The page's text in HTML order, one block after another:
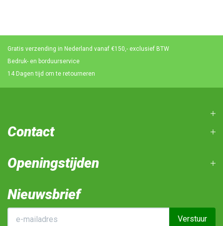
Gratis verzending in Nederland vanaf €150,- exclusief BTW
Bedruk- en borduurservice
14 Dagen tijd om te retourneren
Contact
Openingstijden
Nieuwsbrief
Verstuur